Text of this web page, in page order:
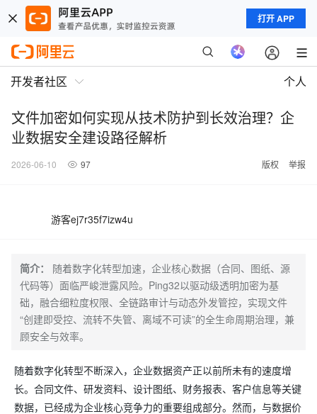
打开 APP
开发者社区 个人
文件加密如何实现从技术防护到长效治理？企
业数据安全建设路径解析
2026-06-10 97 版权 举报
游客ej7r35f7izw4u
简介：
随着数字化转型加速，企业核心数据（合同、图纸、源
代码等）面临严峻泄露风险。Ping32以驱动级透明加密为基
础，融合细粒度权限、全链路审计与动态外发管控，实现文件
“创建即受控、流转不失管、离域不可读”的全生命周期治理，兼
顾安全与效率。
随着数字化转型不断深入，企业数据资产正以前所未有的速度增
长。合同文件、研发资料、设计图纸、财务报表、客户信息等关键
数据，已经成为企业核心竞争力的重要组成部分。然而，与数据价